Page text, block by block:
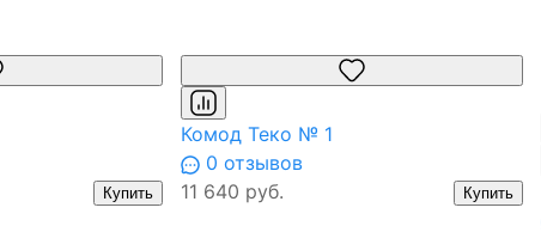
Купить
Комод Теко № 1
0 отзывов
11 640 руб.
Купить